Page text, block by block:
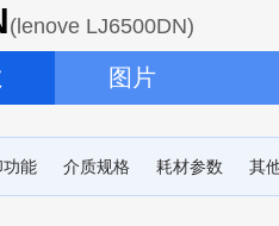
(lenove LJ6500DN)
图片
功能 介质规格 耗材参数 其